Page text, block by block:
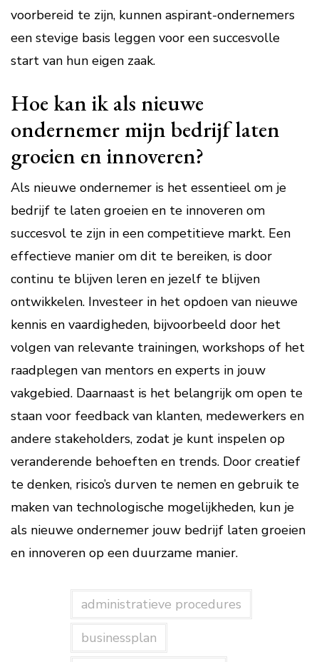
voorbereid te zijn, kunnen aspirant-ondernemers
een stevige basis leggen voor een succesvolle
start van hun eigen zaak.
Hoe kan ik als nieuwe
ondernemer mijn bedrijf laten
groeien en innoveren?
Als nieuwe ondernemer is het essentieel om je
bedrijf te laten groeien en te innoveren om
succesvol te zijn in een competitieve markt. Een
effectieve manier om dit te bereiken, is door
continu te blijven leren en jezelf te blijven
ontwikkelen. Investeer in het opdoen van nieuwe
kennis en vaardigheden, bijvoorbeeld door het
volgen van relevante trainingen, workshops of het
raadplegen van mentors en experts in jouw
vakgebied. Daarnaast is het belangrijk om open te
staan voor feedback van klanten, medewerkers en
andere stakeholders, zodat je kunt inspelen op
veranderende behoeften en trends. Door creatief
te denken, risico’s durven te nemen en gebruik te
maken van technologische mogelijkheden, kun je
als nieuwe ondernemer jouw bedrijf laten groeien
en innoveren op een duurzame manier.
administratieve procedures
businessplan